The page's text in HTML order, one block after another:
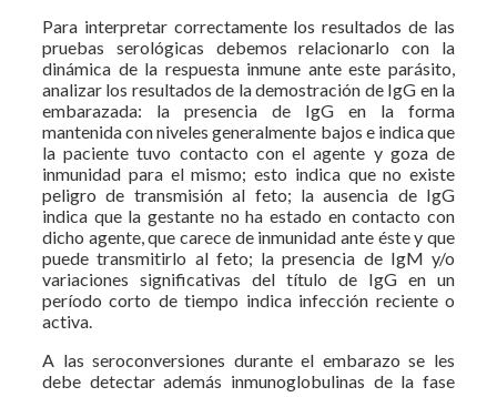
Para interpretar correctamente los resultados de las
pruebas serológicas debemos relacionarlo con la
dinámica de la respuesta inmune ante este parásito,
analizar los resultados de la demostración de IgG en la
embarazada: la presencia de IgG en la forma
mantenida con niveles generalmente bajos e indica que
la paciente tuvo contacto con el agente y goza de
inmunidad para el mismo; esto indica que no existe
peligro de transmisión al feto; la ausencia de IgG
indica que la gestante no ha estado en contacto con
dicho agente, que carece de inmunidad ante éste y que
puede transmitirlo al feto; la presencia de IgM y/o
variaciones significativas del título de IgG en un
período corto de tiempo indica infección reciente o
activa.
A las seroconversiones durante el embarazo se les
debe detectar además inmunoglobulinas de la fase